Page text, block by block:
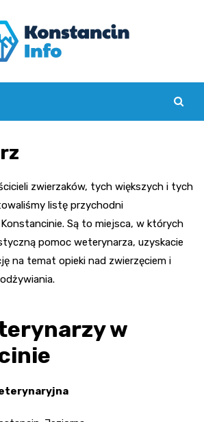
zwierzaków, tych większych i tych
listę przychodni
Są to miejsca, w których
pomoc weterynarza, uzyskacie
na temat opieki nad zwierzęciem i
w